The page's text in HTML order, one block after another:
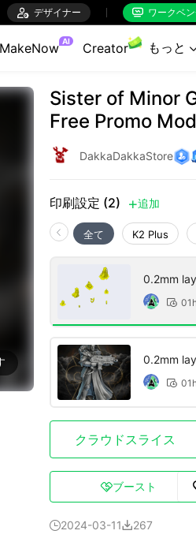
 デザイナー  ワークベ
MakeNow AI Creator もっと 
Sister of Minor
Free Promo
DakkaDakkaStore
印刷設定 (2) 追加
全て K2 Plus
0.2mm

0.2mm

クラウドスライス
ブースト
2024-03-11267